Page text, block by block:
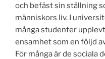
och befäst sin ställning
människors liv. I
många studenter
ensamhet som en följd
För många är de sociala